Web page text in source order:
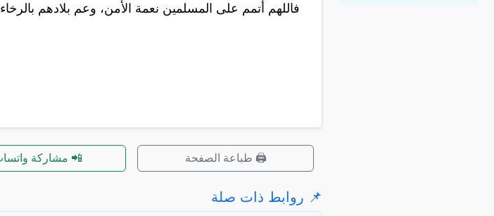
فاللهم أتمم على المسلمين نعمة الأمن، وعم بلادهم
🖨️ طباعة الصفحة 📲 مشاركة
📌 روابط ذات صلة